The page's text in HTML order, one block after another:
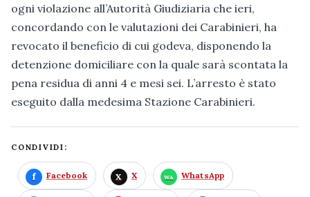
ogni violazione all’Autorità Giudiziaria che ieri,
concordando con le valutazioni dei Carabinieri, ha
revocato il beneficio di cui godeva, disponendo la
detenzione domiciliare con la quale sarà scontata la
pena residua di anni 4 e mesi sei. L’arresto è stato
eseguito dalla medesima Stazione Carabinieri.
CONDIVIDI:
Facebook X WhatsApp